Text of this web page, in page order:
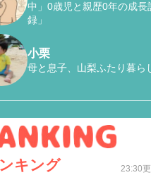
中」0歳児と親歴0年の成長
録」
小栗
母と息子、山梨ふたり暮ら
キング 23:30